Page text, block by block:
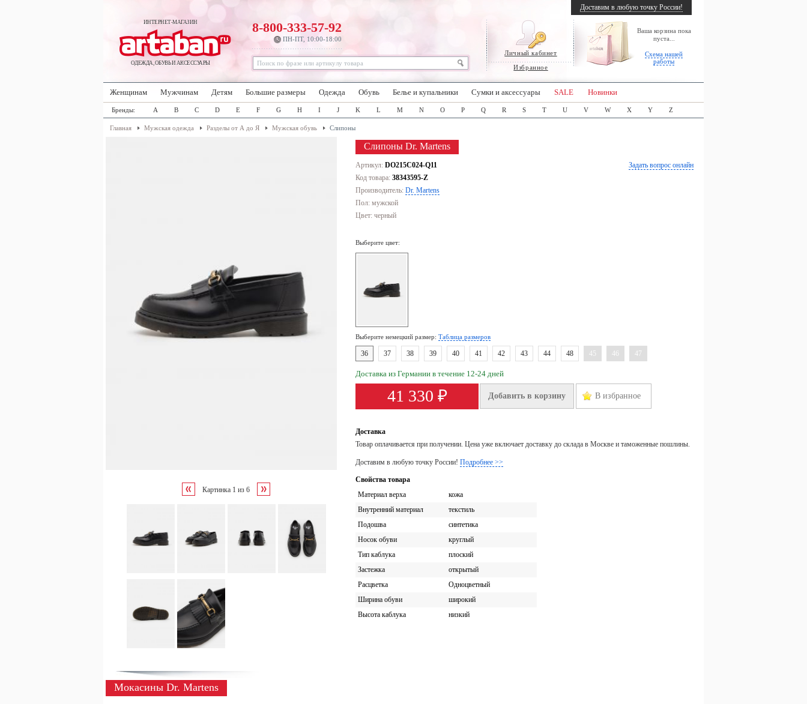
ИНТЕРНЕТ-МАГАЗИН
ОДЕЖДА, ОБУВЬ И АКСЕССУАРЫ
Личный кабинет
Избранное
Ваша корзина пока
пуста...
Схема нашей
работы
8-800-333-57-92
ПН-ПТ, 10:00-18:00
Доставим в любую точку России!
Женщинам Мужчинам Детям Большие размеры Одежда Обувь Белье и купальники Сумки и аксессуары SALE Новинки
Бренды: A B C D E F G H I J K L M N O P Q R S T U V W X Y Z
Главная Мужская одежда Разделы от А до Я Мужская обувь Слипоны
Картинка 1 из 6
Слипоны Dr. Martens
Задать вопрос онлайн
Артикул: DO215C024-Q11
Код товара: 38343595-Z
Производитель: Dr. Martens
Пол: мужской
Цвет: черный
Выберите цвет:
Выберите немецкий размер: Таблица размеров
36 37 38 39 40 41 42 43 44 48 45 46 47
Доставка из Германии в течение 12-24 дней
41 330 ₽ Добавить в корзину В избранное
Доставка
Товар оплачивается при получении. Цена уже включает доставку до склада в Москве и таможенные пошлины.
Доставим в любую точку России! Подробнее >>
Свойства товара
Материал верха
кожа
Внутренний материал
текстиль
Подошва
синтетика
Носок обуви
круглый
Тип каблука
плоский
Застежка
открытый
Расцветка
Одноцветный
Ширина обуви
широкий
Высота каблука
низкий
Мокасины Dr. Martens